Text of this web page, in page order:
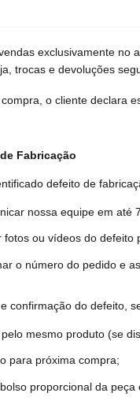
exclusivamente
trocas e devoluções
o cliente declara
Fabricação
defeito de
equipe em até 7
vídeos do defeito
do pedido e as
confirmação do defeito,
produto (se
próxima compra;
da peça